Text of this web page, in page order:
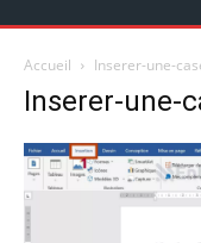
Accueil Inserer-une-
Inserer-une-